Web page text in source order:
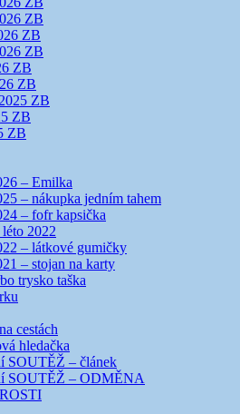
ZB
ZB
ZB
ZB
ZB
ZB
ZB
ZB
– Emilka
– nákupka jedním tahem
– fofr kapsička
2022
– látkové gumičky
– stojan na karty
trysko taška
cestách
hledačka
SOUTĚŽ – článek
SOUTĚŽ – ODMĚNA